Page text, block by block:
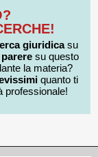
giuridicasu
pareresu questo
la materia?
quanto ti
professionale!